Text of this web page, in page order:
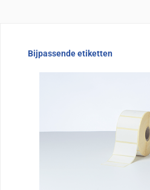
Sla de afbeeldingengalerij over
Bijpassende etiketten